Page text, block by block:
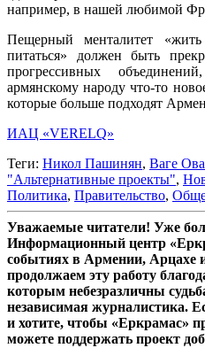
например, в нашей любимой
Пещерный менталитет
питаться» должен быть
прогрессивных
армянскому народу что-то
которые больше подходят
ИАЦ «VERELQ»
Теги: Никол Пашинян, Ваге
"Альтернативные проекты",
Политика, Правительство,
Уважаемые читатели! Уже
Информационный центр
событиях в Армении, Арцахе
продолжаем эту работу
которым небезразличны
независимая журналистика.
и хотите, чтобы «Еркрамас»
можете поддержать проект